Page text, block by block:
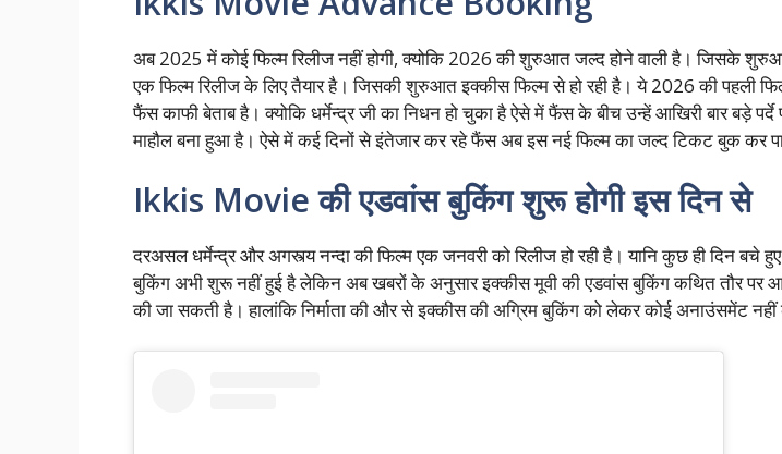
अब 2025 में कोई फिल्म रिलीज नहीं होगी, क्योकि 2026 की शुरुआत जल्द होने वाली है। जिसके
एक फिल्म रिलीज के लिए तैयार है। जिसकी शुरुआत इक्कीस फिल्म से हो रही है। ये 2026 की पहली
फैंस काफी बेताब है। क्योकि धर्मेन्द्र जी का निधन हो चुका है ऐसे में फैंस के बीच उन्हें आखिरी बार बड़े
माहौल बना हुआ है। ऐसे में कई दिनों से इंतेजार कर रहे फैंस अब इस नई फिल्म का जल्द टिकट बुक कर
Ikkis Movie की एडवांस बुकिंग शुरू होगी इस दिन से
दरअसल धर्मेन्द्र और अगस्त्य नन्दा की फिल्म एक जनवरी को रिलीज हो रही है। यानि कुछ ही दिन बचे
बुकिंग अभी शुरू नहीं हुई है लेकिन अब खबरों के अनुसार इक्कीस मूवी की एडवांस बुकिंग कथित तौर
की जा सकती है। हालांकि निर्माता की और से इक्कीस की अग्रिम बुकिंग को लेकर कोई अनाउंसमेंट नहीं